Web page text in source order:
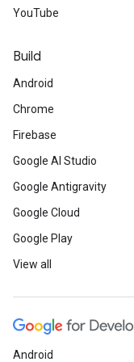
YouTube
Build
Android
Chrome
Firebase
Google AI Studio
Google Antigravity
Google Cloud
Google Play
View all
Android